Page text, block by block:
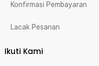
Konfirmasi Pembayaran
Lacak Pesanan
Ikuti Kami